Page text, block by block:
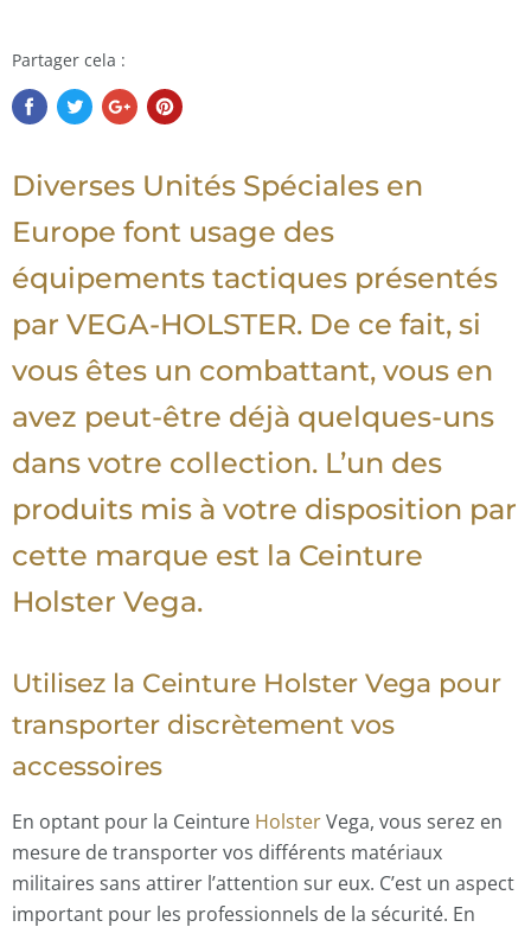
Partager cela :
Diverses Unités Spéciales en
Europe font usage des
équipements tactiques présentés
par VEGA-HOLSTER. De ce fait, si
vous êtes un combattant, vous en
avez peut-être déjà quelques-uns
dans votre collection. L’un des
produits mis à votre disposition par
cette marque est la Ceinture
Holster Vega.
Utilisez la Ceinture Holster Vega pour
transporter discrètement vos
accessoires
En optant pour la Ceinture HolsterVega, vous serez en
mesure de transporter vos différents matériaux
militaires sans attirer l’attention sur eux. C’est un aspect
important pour les professionnels de la sécurité. En